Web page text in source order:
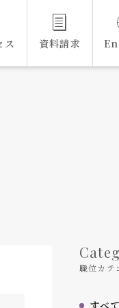
ス 資料請求
職位カテ
すべて